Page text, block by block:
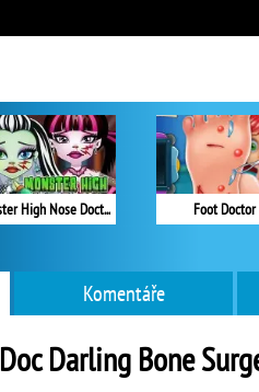
Monster High Nose Doctor Foot Doctor
Komentáře
Doc Darling Bone